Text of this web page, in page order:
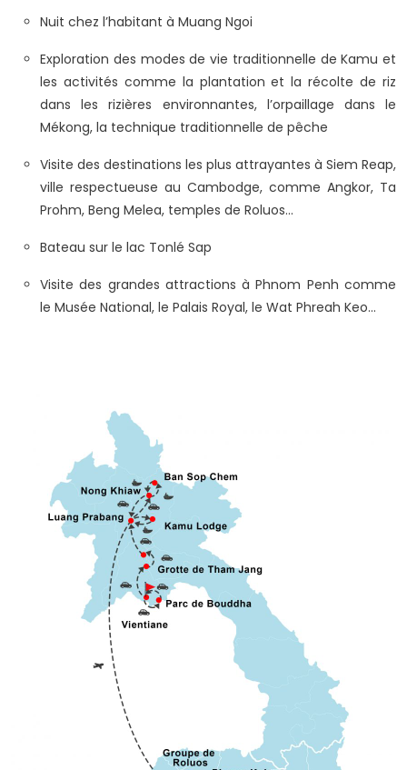
Nuit chez l’habitant à Muang Ngoi
Exploration des modes de vie traditionnelle de Kamu et
les activités comme la plantation et la récolte de riz
dans les rizières environnantes, l’orpaillage dans le
Mékong, la technique traditionnelle de pêche
Visite des destinations les plus attrayantes à Siem Reap,
ville respectueuse au Cambodge, comme Angkor, Ta
Prohm, Beng Melea, temples de Roluos…
Bateau sur le lac Tonlé Sap
Visite des grandes attractions à Phnom Penh comme
le Musée National, le Palais Royal, le Wat Phreah Keo…